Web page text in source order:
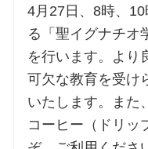
4月27日、8時、
る「聖イグナチオ
を行います。より
可欠な教育を受け
いたします。また
コーヒー（ドリッ